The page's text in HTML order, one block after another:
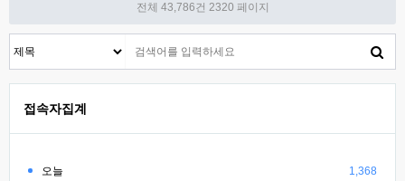
전체 43,786건 2320 페이지
접속자집계
오늘 1,368